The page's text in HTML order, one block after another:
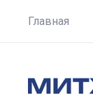
Главная